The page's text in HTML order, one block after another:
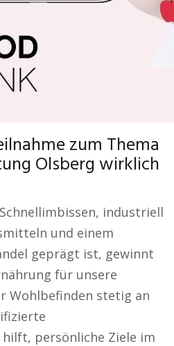
zum Thema
Olsberg wirklich
industriell
und einem
geprägt ist, gewinnt
für unsere
Wohlbefinden stetig an
persönliche Ziele im